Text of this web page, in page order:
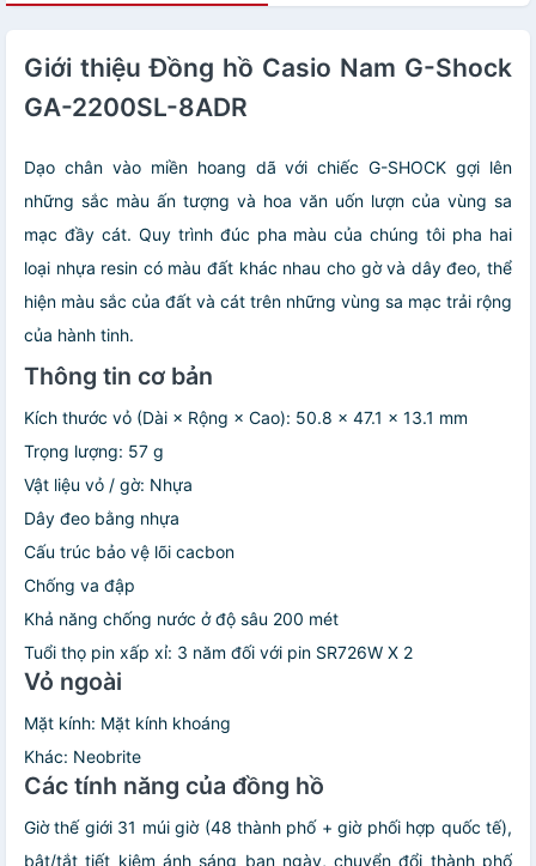
Giới thiệu Đồng hồ Casio Nam G-Shock
GA-2200SL-8ADR
Dạo chân vào miền hoang dã với chiếc G-SHOCK gợi lên
những sắc màu ấn tượng và hoa văn uốn lượn của vùng sa
mạc đầy cát. Quy trình đúc pha màu của chúng tôi pha hai
loại nhựa resin có màu đất khác nhau cho gờ và dây đeo, thể
hiện màu sắc của đất và cát trên những vùng sa mạc trải rộng
của hành tinh.
Thông tin cơ bản
Kích thước vỏ (Dài × Rộng × Cao): 50.8 × 47.1 × 13.1 mm
Trọng lượng: 57 g
Vật liệu vỏ / gờ: Nhựa
Dây đeo bằng nhựa
Cấu trúc bảo vệ lõi cacbon
Chống va đập
Khả năng chống nước ở độ sâu 200 mét
Tuổi thọ pin xấp xỉ: 3 năm đối với pin SR726W X 2
Vỏ ngoài
Mặt kính: Mặt kính khoáng
Khác: Neobrite
Các tính năng của đồng hồ
Giờ thế giới 31 múi giờ (48 thành phố + giờ phối hợp quốc tế),
bật/tắt tiết kiệm ánh sáng ban ngày, chuyển đổi thành phố